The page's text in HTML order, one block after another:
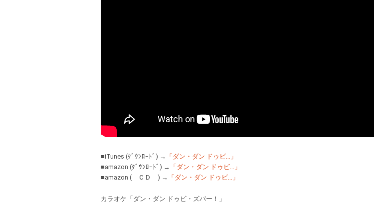
■iTunes (ﾀﾞｳﾝﾛｰﾄﾞ) → 「ダン・ダン ドゥビ…」
■amazon (ﾀﾞｳﾝﾛｰﾄﾞ) → 「ダン・ダン ドゥビ…」
■amazon ( ＣＤ ) → 「ダン・ダン ドゥビ…」
カラオケ「ダン・ダン ドゥビ・ズバー！」